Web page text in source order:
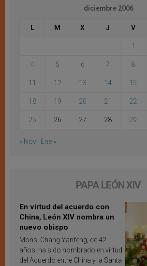
diciembre 2006
L M X J V
1
4 5 6 7 8
11 12 13 14 15
18 19 20 21 22
25 26 27 28 29
« Nov Ene »
PAPA LEÓN XIV
En virtud del acuerdo con
China, León XIV nombra un
nuevo obispo
Mons. Chang Yanfeng, de 42
años, ha sido nombrado en virtud
del Acuerdo entre China y la Santa